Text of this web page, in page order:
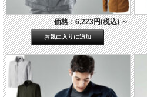
価格：6,223円(税込)～